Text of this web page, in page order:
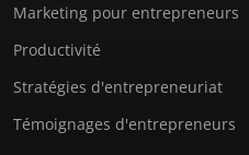
Marketing pour entrepreneurs
Productivité
Stratégies d'entrepreneuriat
Témoignages d'entrepreneurs